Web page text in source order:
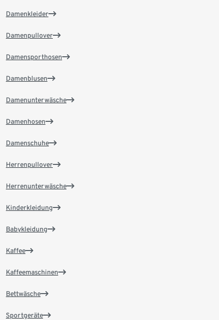
Damenkleider
Damenpullover
Damensporthosen
Damenblusen
Damenunterwäsche
Damenhosen
Damenschuhe
Herrenpullover
Herrenunterwäsche
Kinderkleidung
Babykleidung
Kaffee
Kaffeemaschinen
Bettwäsche
Sportgeräte